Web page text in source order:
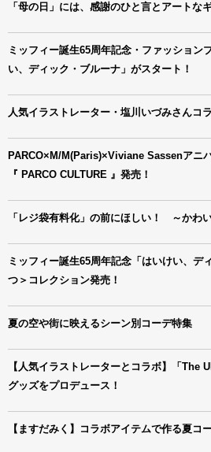
「母の日」には、感謝のひと言とアートな
ミッフィー誕生65周年記念・ファッション
い、ディック・ブルーナ」がスタート！
人気イラストレーター・塩川いづみさんコ
PARCO×M/M(Paris)×Viviane Sassenアニ
『 PARCO CULTURE 』発売！
「レジ袋有料化」の前にほしい！ ～かわ
ミッフィー誕生65周年記念「はいけい、デ
つ＞コレクション発売！
夏の空や街に映えるシーン別コーデ特集
【人気イラストレーターとコラボ】「The
グッズをプロデュース！
【ますだみく】コラボアイテムで作る夏コ